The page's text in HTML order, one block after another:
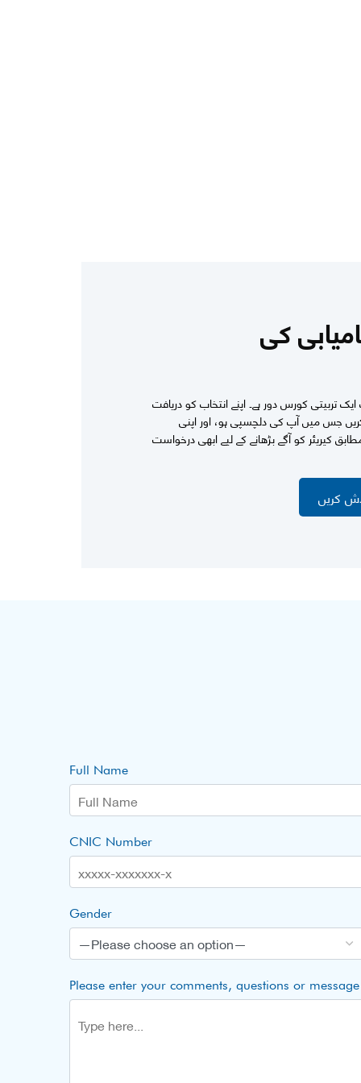
کی
تربیتی کورس دور ہے۔ اپنے انتخاب کو دریافت
جس میں آپ کی دلچسپی ہو، اور اپنی
کیریئر کو آگے بڑھانے کے لیے ابھی درخواست
کریں
Full Name
CNIC Number
Gender
Please enter your comments, questions or message